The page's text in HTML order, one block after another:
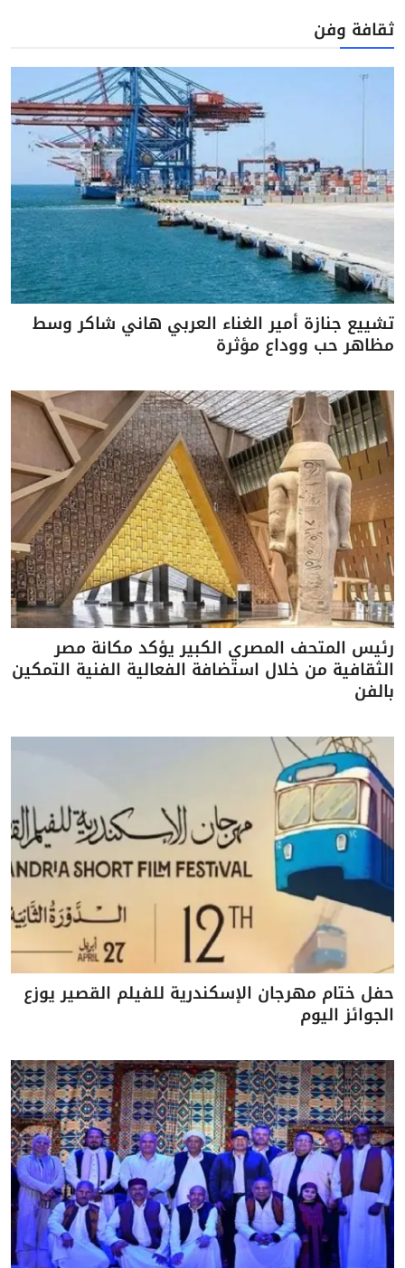
ثقافة وفن
تشييع جنازة أمير الغناء العربي هاني شاكر وسط
مظاهر حب ووداع مؤثرة
رئيس المتحف المصري الكبير يؤكد مكانة مصر
الثقافية من خلال استضافة الفعالية الفنية التمكين
بالفن
حفل ختام مهرجان الإسكندرية للفيلم القصير يوزع
الجوائز اليوم